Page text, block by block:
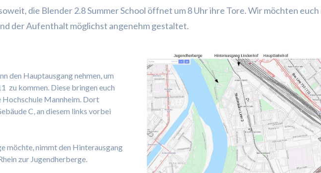
die Blender 2.8 Summer School öffnet um 8 Uhr ihre Tore. Wir möchten
der Aufenthalt möglichst angenehm gestaltet.
den Hauptausgang nehmen, um
zu kommen. Diese bringen euch
Mannheim. Dort
C, an diesem links vorbei
möchte, nimmt den Hinterausgang
zur Jugendherberge.